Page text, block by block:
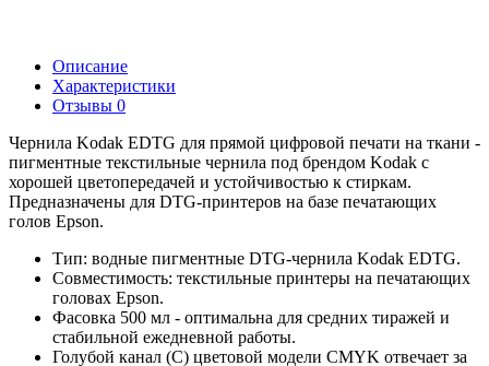
Описание
Характеристики
Отзывы 0
Чернила Kodak EDTG для прямой цифровой печати на ткани -
пигментные текстильные чернила под брендом Kodak с
хорошей цветопередачей и устойчивостью к стиркам.
Предназначены для DTG-принтеров на базе печатающих
голов Epson.
Тип: водные пигментные DTG-чернила Kodak EDTG.
Совместимость: текстильные принтеры на печатающих
головах Epson.
Фасовка 500 мл - оптимальна для средних тиражей и
стабильной ежедневной работы.
Голубой канал (C) цветовой модели CMYK отвечает за